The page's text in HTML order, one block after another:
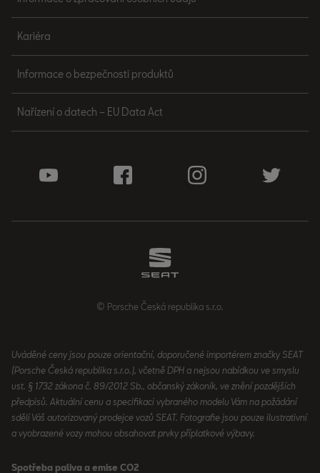
Kariéra
Informace o bezpečnosti produktů
Nařízení o datech – EU Data Act
© Porsche Česká republika s.r.o.
Uváděné ceny jsou pouze orientační, doporučené importérem značky SEAT
(Porsche Česká republika s.r.o.), včetně DPH a nejsou nabídkou ve smyslu
ust. § 1732 zákona č. 89/2012 Sb., občanský zákoník, ve znění pozdějších
předpisů. Aktuální cenu a specifikaci vybraného modelu Vám na požádání
sdělí Váš autorizovaný prodejce vozů SEAT. Fotografie jsou pouze ilustrativní
a vyobrazené vozy mohou obsahovat prvky příplatkové výbavy.
Spotřeba paliva a emise CO2